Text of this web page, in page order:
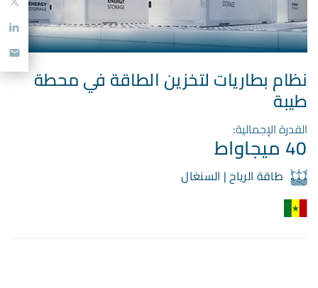
نظام بطاريات لتخزين الطاقة في محطة
طيبة
القدرة الإجمالية:
40 ميجاواط
طاقة الرياح | السنغال